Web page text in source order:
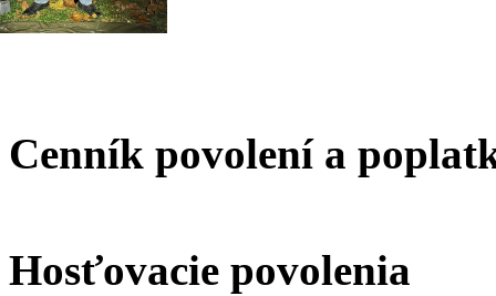
Cenník povolení a
Hosťovacie povolenia